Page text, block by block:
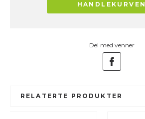
HANDLEKURVEN
Del med venner
RELATERTE PRODUKTER